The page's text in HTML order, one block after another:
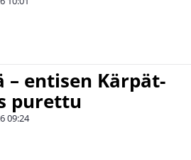
– entisen Kärpät-
purettu
09:24